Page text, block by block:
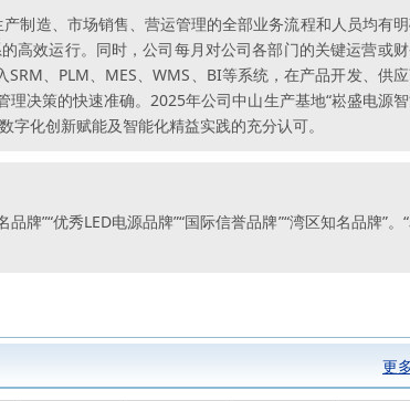
制造、市场销售、营运管理的全部业务流程和人员均有
高效运行。同时，公司每月对公司各部门的关键运营或
、PLM、MES、WMS、BI等系统，在产品开发、供
决策的快速准确。2025年公司中山生产基地“崧盛电源
化创新赋能及智能化精益实践的充分认可。
牌”“优秀LED电源品牌”“国际信誉品牌”“湾区知名品牌”。
更